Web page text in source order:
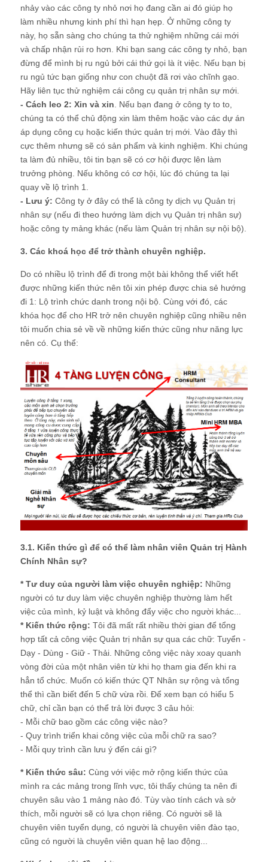
nhảy vào các công ty nhỏ nơi họ đang cần ai đó giúp họ
làm nhiều nhưng kinh phí thì hạn hẹp. Ở những công ty
này, họ sẵn sàng cho chúng ta thử nghiệm những cái mới
và chấp nhận rủi ro hơn. Khi bạn sang các công ty nhỏ, bạn
đừng để mình bị ru ngủ bởi cái thứ gọi là ít việc. Nếu bạn bị
ru ngủ tức bạn giống như con chuột đã rơi vào chĩnh gạo.
Hãy liên tục thử nghiệm cái công cụ quản trị nhân sự mới.
- Cách leo 2: Xin và xin . Nếu bạn đang ở công ty to to,
chúng ta có thể chủ động xin làm thêm hoặc vào các dự án
áp dụng công cụ hoặc kiến thức quản trị mới. Vào đây thì
cực thêm nhưng sẽ có sản phẩm và kinh nghiệm. Khi chúng
ta làm đủ nhiều, tôi tin bạn sẽ có cơ hội được lên làm
trưởng phòng. Nếu không có cơ hội, lúc đó chúng ta lại
quay về lộ trình 1.
- Lưu ý: Công ty ở đây có thể là công ty dịch vụ Quản trị
nhân sự (nếu đi theo hướng làm dịch vụ Quản trị nhân sự)
hoặc công ty mảng khác (nếu làm Quản trị nhân sự nội bộ).
3. Các khoá học để trở thành chuyên nghiệp.
Do có nhiều lộ trình để đi trong một bài không thể viết hết
được những kiến thức nên tôi xin phép được chia sẻ hướng
đi 1: Lộ trình chức danh trong nội bộ. Cùng với đó, các
khóa học để cho HR trở nên chuyên nghiệp cũng nhiều nên
tôi muốn chia sẻ về về những kiến thức cũng như năng lực
nên có. Cụ thể:
3.1. Kiến thức gì để có thể làm nhân viên Quản trị Hành
Chính Nhân sự?
* Tư duy của người làm việc chuyên nghiệp: Những
người có tư duy làm việc chuyên nghiệp thường làm hết
việc của mình, kỷ luật và không đẩy việc cho người khác...
* Kiến thức rộng: Tôi đã mất rất nhiều thời gian để tổng
hợp tất cả công việc Quản trị nhân sự qua các chữ: Tuyển -
Dạy - Dùng - Giữ - Thải. Những công việc này xoay quanh
vòng đời của một nhân viên từ khi họ tham gia đến khi ra
hẳn tổ chức. Muốn có kiến thức QT Nhân sự rộng và tổng
thể thì cần biết đến 5 chữ vừa rồi. Để xem bạn có hiểu 5
chữ, chỉ cần bạn có thể trả lời được 3 câu hỏi:
- Mỗi chữ bao gồm các công việc nào?
- Quy trình triển khai công việc của mỗi chữ ra sao?
- Mỗi quy trình cần lưu ý đến cái gì?
* Kiến thức sâu: Cùng với việc mở rộng kiến thức của
mình ra các mảng trong lĩnh vực, tôi thấy chúng ta nên đi
chuyên sâu vào 1 mảng nào đó. Tùy vào tính cách và sở
thích, mỗi người sẽ có lựa chọn riêng. Có người sẽ là
chuyên viên tuyển dụng, có người là chuyên viên đào tạo,
cũng có người là chuyên viên quan hệ lao động...